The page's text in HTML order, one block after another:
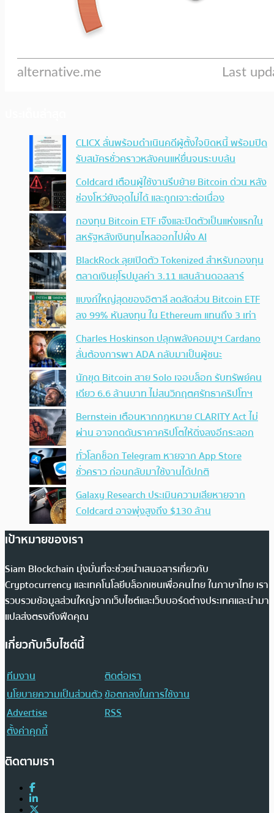
CLICX ลั่นพร้อมดำเนินคดีผู้ตั้งใจบิดหนี้ พร้อมปิด
รับสมัครชั่วคราวหลังคนแห่ยื่นจนระบบล้น
Coldcard เตือนผู้ใช้งานรีบย้าย Bitcoin ด่วน หลัง
ช่องโหว่ยังอุดไม่ได้ และถูกเจาะต่อเนื่อง
กองทุน Bitcoin ETF เจ๊งและปิดตัวเป็นแห่งแรกใน
สหรัฐหลังเงินทุนไหลออกไปฝั่ง AI
BlackRock ลุยเปิดตัว Tokenized สำหรับกองทุน
ตลาดเงินยุโรปมูลค่า 3.11 แสนล้านดอลลาร์
แบงก์ใหญ่สุดของอิตาลี ลดสัดส่วน Bitcoin ETF
ลง 99% หันลงทุน ใน Ethereum แทนถึง 3 เท่า
Charles Hoskinson ปลุกพลังคอมมูฯ Cardano
ลั่นต้องการพา ADA กลับมาเป็นผู้ชนะ
นักขุด Bitcoin สาย Solo เจอบล็อก รับทรัพย์คน
เดียว 6.6 ล้านบาท ไม่สนวิกฤตศรัทธาคริปโทฯ
Bernstein เตือนหากกฎหมาย CLARITY Act ไม่
ผ่าน อาจกดดันราคาคริปโตให้ดิ่งลงอีกระลอก
ทั่วโลกช็อก Telegram หายจาก App Store
ชั่วคราว ก่อนกลับมาใช้งานได้ปกติ
Galaxy Research ประเมินความเสียหายจาก
Coldcard อาจพุ่งสูงถึง $130 ล้าน
เป้าหมายของเรา
Siam Blockchain มุ่งมั่นที่จะช่วยนำเสนอสารเกี่ยวกับ
Cryptocurrency และเทคโนโลยีบล็อกเชนเพื่อคนไทย ในภาษาไทย เรา
รวบรวมข้อมูลส่วนใหญ่จากเว็บไซต์และเว็บบอร์ดต่างประเทศและนำมา
แปลส่งตรงถึงฟีดคุณ
เกี่ยวกับเว็บไซต์นี้
ทีมงาน
ติดต่อเรา
นโยบายความเป็นส่วนตัวข้อตกลงในการใช้งาน
Advertise
RSS
ตั้งค่าคุกกี้
ติดตามเรา